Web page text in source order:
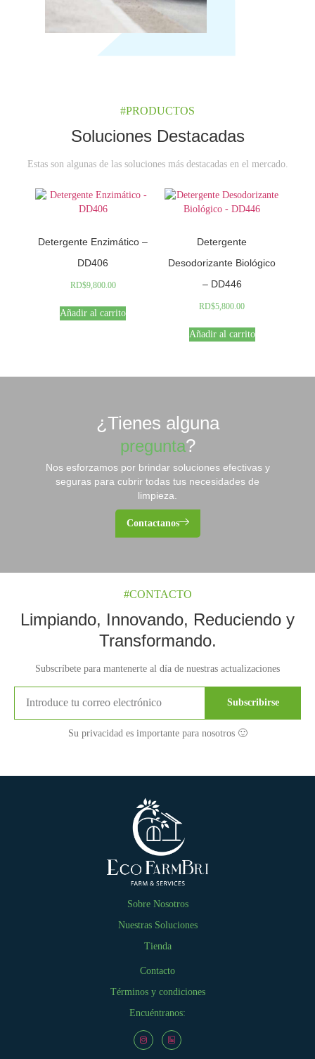
#PRODUCTOS
Soluciones Destacadas
Estas son algunas de las soluciones más destacadas en el mercado.
Detergente Enzimático –
DD406
RD$9,800.00
Añadir al carrito
Detergente
Desodorizante Biológico
– DD446
RD$5,800.00
Añadir al carrito
¿Tienes alguna
pregunta?
Nos esforzamos por brindar soluciones efectivas y
seguras para cubrir todas tus necesidades de
limpieza.
Contactanos
#CONTACTO
Limpiando, Innovando, Reduciendo y
Transformando.
Subscríbete para mantenerte al día de nuestras actualizaciones
Subscribirse
Su privacidad es importante para nosotros 🙂
Sobre Nosotros
Nuestras Soluciones
Tienda
Contacto
Términos y condiciones
Encuéntranos: